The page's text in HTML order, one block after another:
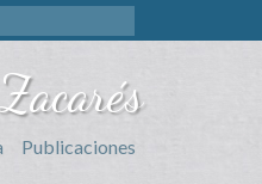
Publicaciones